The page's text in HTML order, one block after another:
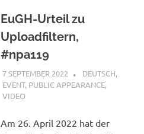
EuGH-Urteil zu
Uploadfiltern,
#npa119
7 SEPTEMBER 2022 VGRASS
DEUTSCH,
EVENT, PUBLIC APPEARANCE,
VIDEO
Am 26. April 2022 hat der